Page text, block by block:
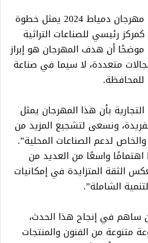
وأكد رئيس الغرفة التجارية أن مهرجان دمياط 2024 يمثل خطوة
رئيسي للصناعات التراثية
أن هدف المهرجان هو إبراز
متعددة، لا سيما في صناعة
للمحافظة.
بأن هذا المهرجان يمثل
ونسعى لتشجيع المزيد من
لدعم الصناعات المحلية”.
اهتمامًا واسعًا من العديد من
الثقة المتزايدة في إمكانيات
الشاملة”.
ساهم في إنجاح هذا الحدث،
متنوعة من الفنون والمنتجات